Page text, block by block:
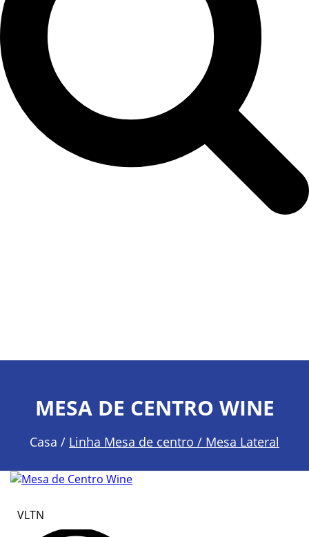
MESA DE CENTRO WINE
Casa / Linha Mesa de centro / Mesa Lateral
VLTN